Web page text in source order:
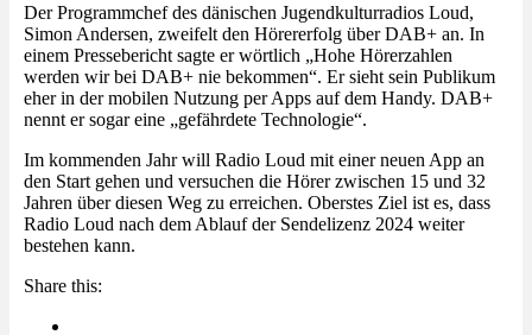
Der Programmchef des dänischen Jugendkulturradios Loud,
Simon Andersen, zweifelt den Hörererfolg über DAB+ an. In
einem Pressebericht sagte er wörtlich „Hohe Hörerzahlen
werden wir bei DAB+ nie bekommen“. Er sieht sein Publikum
eher in der mobilen Nutzung per Apps auf dem Handy. DAB+
nennt er sogar eine „gefährdete Technologie“.
Im kommenden Jahr will Radio Loud mit einer neuen App an
den Start gehen und versuchen die Hörer zwischen 15 und 32
Jahren über diesen Weg zu erreichen. Oberstes Ziel ist es, dass
Radio Loud nach dem Ablauf der Sendelizenz 2024 weiter
bestehen kann.
Share this: